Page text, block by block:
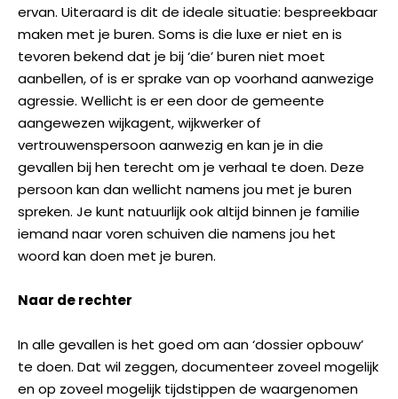
ervan. Uiteraard is dit de ideale situatie: bespreekbaar
maken met je buren. Soms is die luxe er niet en is
tevoren bekend dat je bij ‘die’ buren niet moet
aanbellen, of is er sprake van op voorhand aanwezige
agressie. Wellicht is er een door de gemeente
aangewezen wijkagent, wijkwerker of
vertrouwenspersoon aanwezig en kan je in die
gevallen bij hen terecht om je verhaal te doen. Deze
persoon kan dan wellicht namens jou met je buren
spreken. Je kunt natuurlijk ook altijd binnen je familie
iemand naar voren schuiven die namens jou het
woord kan doen met je buren.
Naar de rechter
In alle gevallen is het goed om aan ‘dossier opbouw’
te doen. Dat wil zeggen, documenteer zoveel mogelijk
en op zoveel mogelijk tijdstippen de waargenomen